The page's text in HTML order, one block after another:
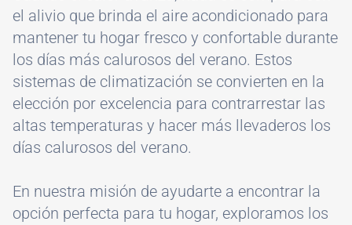
el alivio que brinda el aire acondicionado para
mantener tu hogar fresco y confortable durante
los días más calurosos del verano. Estos
sistemas de climatización se convierten en la
elección por excelencia para contrarrestar las
altas temperaturas y hacer más llevaderos los
días calurosos del verano.
En nuestra misión de ayudarte a encontrar la
opción perfecta para tu hogar, exploramos los